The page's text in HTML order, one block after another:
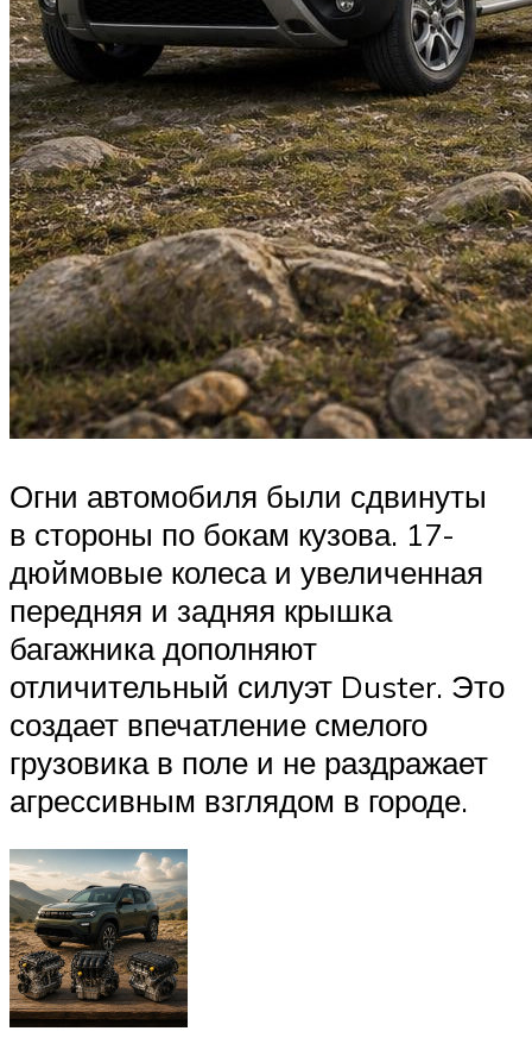
Огни автомобиля были сдвинуты
в стороны по бокам кузова. 17-
дюймовые колеса и увеличенная
передняя и задняя крышка
багажника дополняют
отличительный силуэт Duster. Это
создает впечатление смелого
грузовика в поле и не раздражает
агрессивным взглядом в городе.